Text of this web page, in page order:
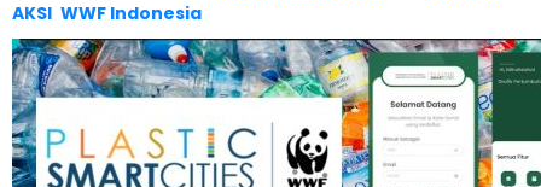
AKSI WWF Indonesia